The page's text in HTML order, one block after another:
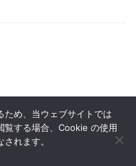
PRIVACY POLICY
お問合せ
Reserved.
ため、当ウェブサイトでは
覧する場合、Cookie の使用
れます。